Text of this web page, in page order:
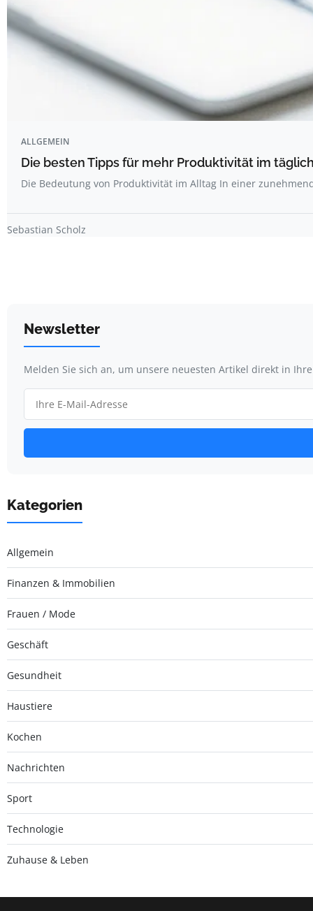
ALLGEMEIN
Die besten Tipps für mehr Produktivität im
Die Bedeutung von Produktivität im Alltag In einer
Sebastian Scholz
Newsletter
Melden Sie sich an, um unsere neuesten Artikel direkt in
Kategorien
Allgemein
Finanzen & Immobilien
Frauen / Mode
Geschäft
Gesundheit
Haustiere
Kochen
Nachrichten
Sport
Technologie
Zuhause & Leben